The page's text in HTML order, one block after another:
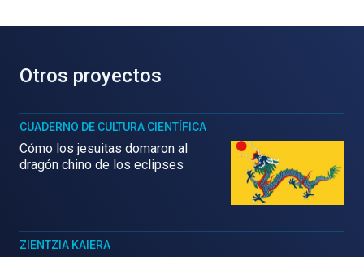
Otros proyectos
CUADERNO DE CULTURA CIENTÍFICA
Cómo los jesuitas domaron al
dragón chino de los eclipses
ZIENTZIA KAIERA